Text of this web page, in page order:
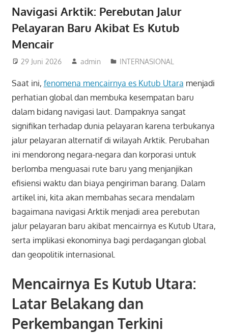
Navigasi Arktik: Perebutan Jalur
Pelayaran Baru Akibat Es Kutub
Mencair
29 Juni 2026 admin INTERNASIONAL
Saat ini, fenomena mencairnya es Kutub Utara menjadi
perhatian global dan membuka kesempatan baru
dalam bidang navigasi laut. Dampaknya sangat
signifikan terhadap dunia pelayaran karena terbukanya
jalur pelayaran alternatif di wilayah Arktik. Perubahan
ini mendorong negara-negara dan korporasi untuk
berlomba menguasai rute baru yang menjanjikan
efisiensi waktu dan biaya pengiriman barang. Dalam
artikel ini, kita akan membahas secara mendalam
bagaimana navigasi Arktik menjadi area perebutan
jalur pelayaran baru akibat mencairnya es Kutub Utara,
serta implikasi ekonominya bagi perdagangan global
dan geopolitik internasional.
Mencairnya Es Kutub Utara:
Latar Belakang dan
Perkembangan Terkini